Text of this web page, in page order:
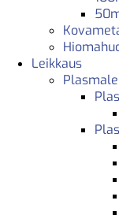
Leikkaus